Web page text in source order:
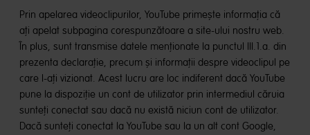
Prin apelarea videoclipurilor, YouTube primește informația că
ați apelat subpagina corespunzătoare a site-ului nostru web.
În plus, sunt transmise datele menționate la punctul III.1.a. din
prezenta declarație, precum și informații despre videoclipul pe
care l-ați vizionat. Acest lucru are loc indiferent dacă YouTube
pune la dispoziție un cont de utilizator prin intermediul căruia
sunteți conectat sau dacă nu există niciun cont de utilizator.
Dacă sunteți conectat la YouTube sau la un alt cont Google,